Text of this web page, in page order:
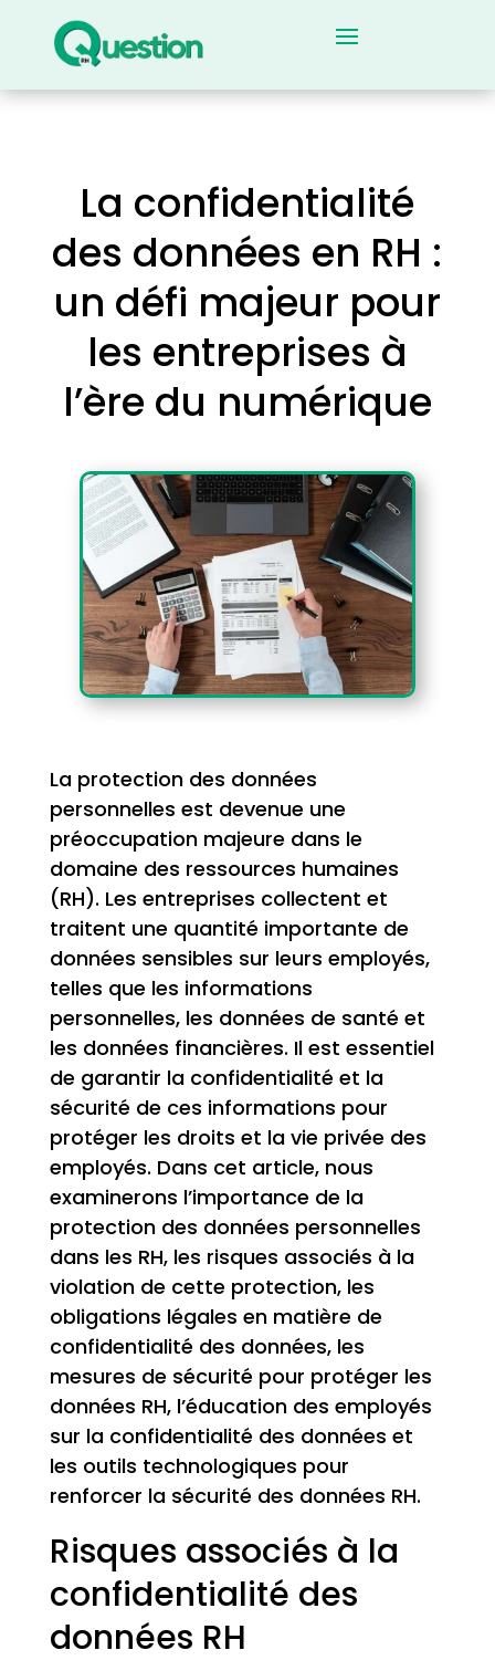
La confidentialité
des données en RH :
un défi majeur pour
les entreprises à
l’ère du numérique
La protection des données
personnelles est devenue une
préoccupation majeure dans le
domaine des ressources humaines
(RH). Les entreprises collectent et
traitent une quantité importante de
données sensibles sur leurs employés,
telles que les informations
personnelles, les données de santé et
les données financières. Il est essentiel
de garantir la confidentialité et la
sécurité de ces informations pour
protéger les droits et la vie privée des
employés. Dans cet article, nous
examinerons l’importance de la
protection des données personnelles
dans les RH, les risques associés à la
violation de cette protection, les
obligations légales en matière de
confidentialité des données, les
mesures de sécurité pour protéger les
données RH, l’éducation des employés
sur la confidentialité des données et
les outils technologiques pour
renforcer la sécurité des données RH.
Risques associés à la
confidentialité des
données RH